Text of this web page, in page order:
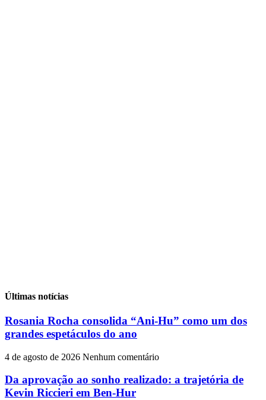
Últimas notícias
Rosania Rocha consolida “Ani-Hu” como um dos
grandes espetáculos do ano
4 de agosto de 2026 Nenhum comentário
Da aprovação ao sonho realizado: a trajetória de
Kevin Riccieri em Ben-Hur